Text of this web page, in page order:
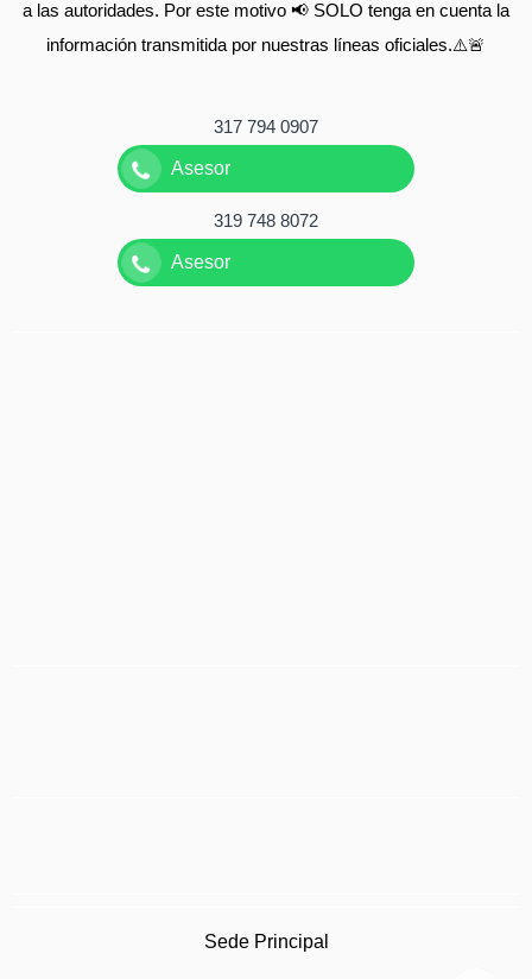
a las autoridades. Por este motivo 📢 SOLO tenga en cuenta la
información transmitida por nuestras líneas oficiales.⚠️🚨
317 794 0907
Asesor
319 748 8072
Asesor
Sede Principal